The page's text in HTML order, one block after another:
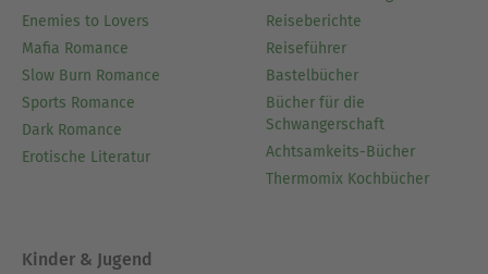
Enemies to Lovers
Mafia Romance
Slow Burn Romance
Sports Romance
Dark Romance
Erotische Literatur
Reiseberichte
Reiseführer
Bastelbücher
Bücher für die
Schwangerschaft
Achtsamkeits-Bücher
Thermomix Kochbücher
Kinder & Jugend